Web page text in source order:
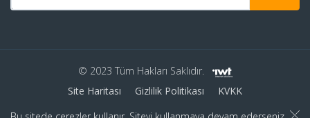
© 2023 Tüm Hakları Saklıdır.
Site Haritası
Gizlilik Politikası
KVKK